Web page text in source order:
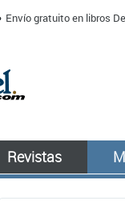
Envío gratuito en libros
Revistas